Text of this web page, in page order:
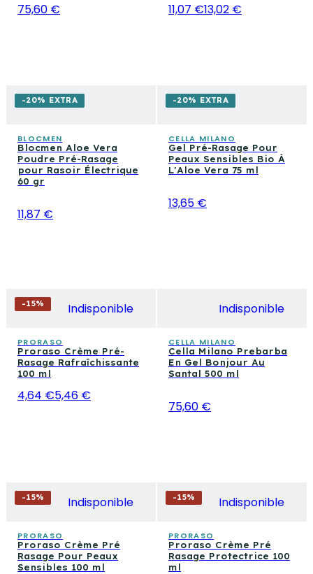
75,60 € 11,07 €13,02 €
-20% EXTRA
BLOCMEN
Blocmen Aloe Vera
Poudre Pré-Rasage
pour Rasoir Électrique
60 gr
11,87 €
-20% EXTRA
CELLA MILANO
Gel Pré-Rasage Pour
Peaux Sensibles Bio À
L'Aloe Vera 75 ml
13,65 €
-15% Indisponible
PRORASO
Proraso Crème Pré-
Rasage Rafraîchissante
100 ml
4,64 €5,46 €
Indisponible
CELLA MILANO
Cella Milano Prebarba
En Gel Bonjour Au
Santal 500 ml
75,60 €
-15% Indisponible
PRORASO
Proraso Crème Pré
Rasage Pour Peaux
Sensibles 100 ml
-15% Indisponible
PRORASO
Proraso Crème Pré
Rasage Protectrice 100
ml